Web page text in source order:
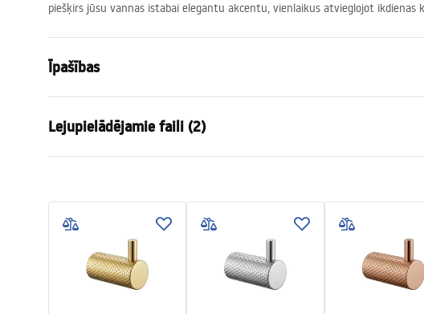
piešķirs jūsu vannas istabai elegantu akcentu, vienlaikus atvieglojot ikdienas
Īpašības
Materiāls
Uzstādīšanas veids
Pieskrūvējams
Sērija
Lejupielādējamie faili (2)
Warranty_Terms_and_Conditions_
Accessories_-_24.pdf